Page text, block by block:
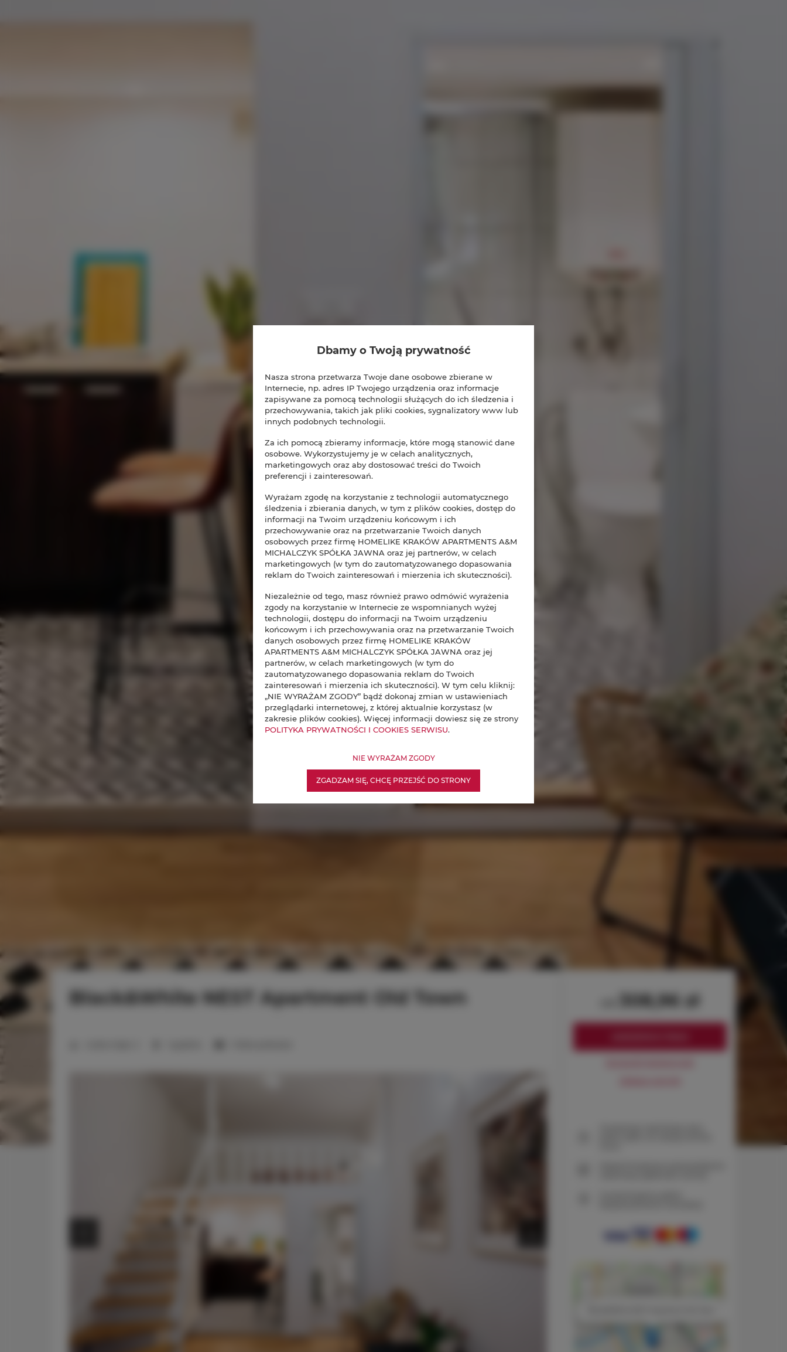
Black&White NEST Apartment Old Town 308,96 zł
Dbamy o Twoją prywatność
Nasza strona przetwarza Twoje dane osobowe zbierane w
Internecie, np. adres IP Twojego urządzenia oraz informacje
zapisywane za pomocą technologii służących do ich śledzenia i
przechowywania, takich jak pliki cookies, sygnalizatory www lub
innych podobnych technologii.
Za ich pomocą zbieramy informacje, które mogą stanowić dane
osobowe. Wykorzystujemy je w celach analitycznych,
marketingowych oraz aby dostosować treści do Twoich
preferencji i zainteresowań.
Wyrażam zgodę na korzystanie z technologii automatycznego
śledzenia i zbierania danych, w tym z plików cookies, dostęp do
informacji na Twoim urządzeniu końcowym i ich
przechowywanie oraz na przetwarzanie Twoich danych
osobowych przez firmę HOMELIKE KRAKÓW APARTMENTS A&M
MICHALCZYK SPÓŁKA JAWNA oraz jej partnerów, w celach
marketingowych (w tym do zautomatyzowanego dopasowania
reklam do Twoich zainteresowań i mierzenia ich skuteczności).
Niezależnie od tego, masz również prawo odmówić wyrażenia
zgody na korzystanie w Internecie ze wspomnianych wyżej
technologii, dostępu do informacji na Twoim urządzeniu
końcowym i ich przechowywania oraz na przetwarzanie Twoich
danych osobowych przez firmę HOMELIKE KRAKÓW
APARTMENTS A&M MICHALCZYK SPÓŁKA JAWNA oraz jej
partnerów, w celach marketingowych (w tym do
zautomatyzowanego dopasowania reklam do Twoich
zainteresowań i mierzenia ich skuteczności). W tym celu kliknij:
„NIE WYRAŻAM ZGODY” bądź dokonaj zmian w ustawieniach
przeglądarki internetowej, z której aktualnie korzystasz (w
zakresie plików cookies). Więcej informacji dowiesz się ze strony
POLITYKA PRYWATNOŚCI I COOKIES SERWISU.
NIE WYRAŻAM ZGODY
ZGADZAM SIĘ, CHCĘ PRZEJŚĆ DO STRONY